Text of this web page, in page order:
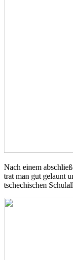
Nach einem
trat man gut gelaunt
tschechischen